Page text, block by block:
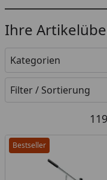
Ihre
Kategorien
Filter / Sortierung
119
Bestseller